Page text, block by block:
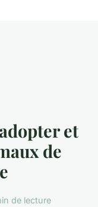
et
de
de lecture